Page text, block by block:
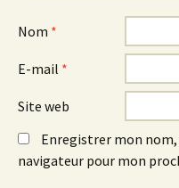
Nom *
E-mail *
Site web
Enregistrer mon
navigateur pour mon